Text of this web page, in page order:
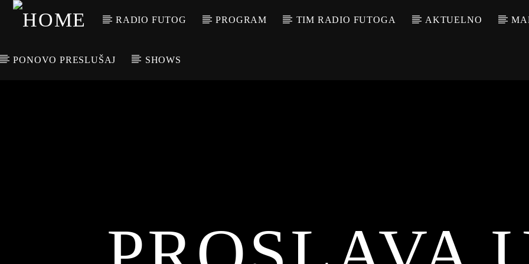
RADIO FUTOG PROGRAM TIM RADIO FUTOGA AKTUELNO
PONOVO PRESLUŠAJ SHOWS